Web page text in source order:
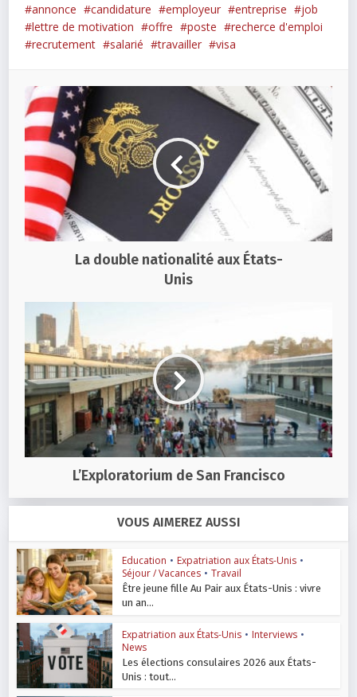
annonce candidature employeur entreprise
job
lettre de motivation
offre poste
recherce d'emploi
recrutement
salarié travailler visa
La double nationalité aux États-
Unis
L’Exploratorium de San Francisco
VOUS AIMEREZ AUSSI
Education • Expatriation aux États-Unis •
Séjour / Vacances • Travail
Être jeune fille Au Pair aux États-Unis : vivre
un an...
Expatriation aux États-Unis • Interviews •
News
Les élections consulaires 2026 aux États-
Unis : tout...